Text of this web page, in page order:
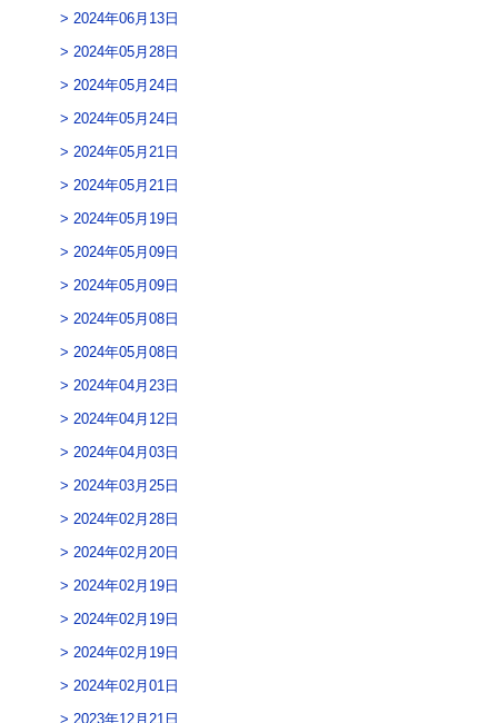
2024年06月13日
2024年05月28日
2024年05月24日
2024年05月24日
2024年05月21日
2024年05月21日
2024年05月19日
2024年05月09日
2024年05月09日
2024年05月08日
2024年05月08日
2024年04月23日
2024年04月12日
2024年04月03日
2024年03月25日
2024年02月28日
2024年02月20日
2024年02月19日
2024年02月19日
2024年02月19日
2024年02月01日
2023年12月21日